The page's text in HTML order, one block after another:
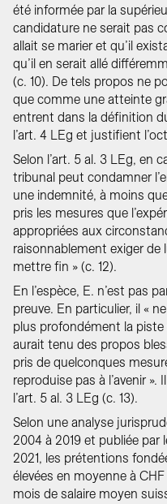
été informée par la
candidature ne serait pas
allait se marier et qu’il
qu’il en serait allé
(c. 10). De tels propos ne
que comme une atteinte
entrent dans la définition
l’art. 4 LEg et justifient
Selon l’art. 5 al. 3 LEg, en
tribunal peut condamner
une indemnité, à moins
pris les mesures que
appropriées aux
raisonnablement exiger de
mettre fin » (c. 12).
En l’espèce, E. n’est pas
preuve. En particulier, il «
plus profondément la piste
aurait tenu des propos
pris de quelconques
reproduise pas à l’avenir
l’art. 5 al. 3 LEg (c. 13).
Selon une analyse
2004 à 2019 et publiée par
2021, les prétentions
élevées en moyenne à
mois de salaire moyen